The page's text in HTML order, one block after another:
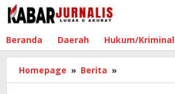
Lewati
ke
Beranda Daerah Hukum/Kriminal
Homepage » Berita »
Ketua